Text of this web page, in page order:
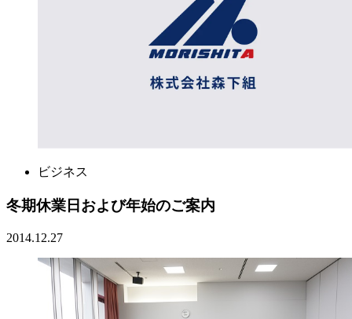
ビジネス
冬期休業日および年始のご案内
2014.12.27